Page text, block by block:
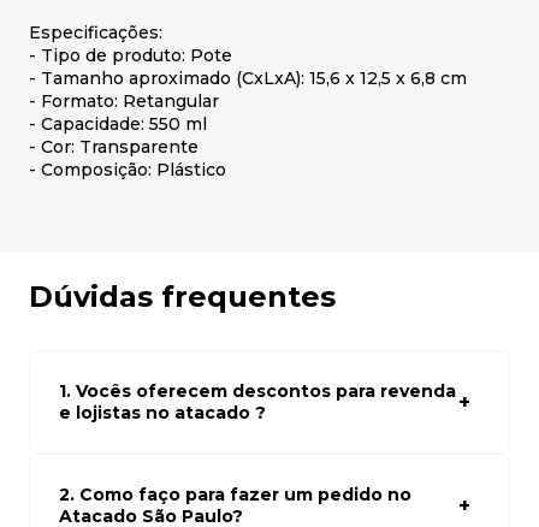
Especificações:
- Tipo de produto: Pote
- Tamanho aproximado (CxLxA): 15,6 x 12,5 x 6,8 cm
- Formato: Retangular
- Capacidade: 550 ml
- Cor: Transparente
- Composição: Plástico
Dúvidas frequentes
1. Vocês oferecem descontos para revenda
e lojistas no atacado ?
atacado empresas e compre com os melhores preços
para seu modelo de negócio
2. Como faço para fazer um pedido no
Atacado São Paulo?